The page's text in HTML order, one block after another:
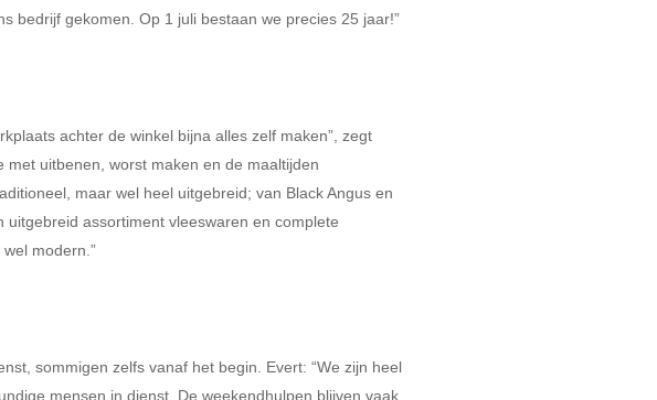
bedrijf gekomen. Op 1 juli bestaan we precies 25 jaar!”
achter de winkel bijna alles zelf maken”, zegt
uitbenen, worst maken en de maaltijden
maar wel heel uitgebreid; van Black Angus en
assortiment vleeswaren en complete
modern.”
sommigen zelfs vanaf het begin. Evert: “We zijn heel
mensen in dienst. De weekendhulpen blijven vaak